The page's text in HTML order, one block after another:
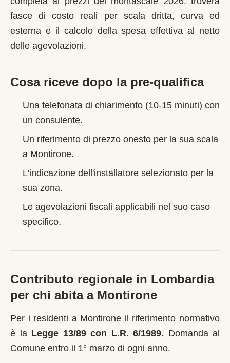
fasce di costo reali per scala dritta, curva ed
esterna e il calcolo della spesa effettiva al netto
delle agevolazioni.
Cosa riceve dopo la pre-qualifica
Una telefonata di chiarimento (10-15 minuti) con
un consulente.
Un riferimento di prezzo onesto per la sua scala
a Montirone.
L'indicazione dell'installatore selezionato per la
sua zona.
Le agevolazioni fiscali applicabili nel suo caso
specifico.
Contributo regionale in Lombardia
per chi abita a Montirone
Per i residenti a Montirone il riferimento normativo
è la Legge 13/89 con L.R. 6/1989. Domanda al
Comune entro il 1° marzo di ogni anno.